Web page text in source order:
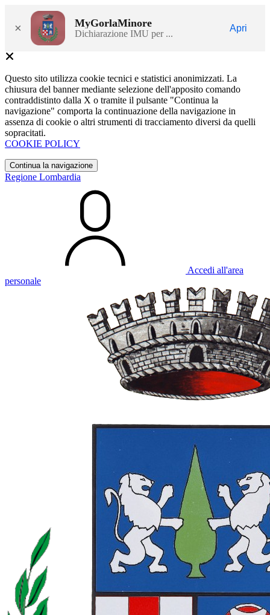
× MyGorlaMinore
Dichiarazione IMU per ...
Apri
Questo sito utilizza cookie tecnici e statistici anonimizzati. La
chiusura del banner mediante selezione dell'apposito comando
contraddistinto dalla X o tramite il pulsante "Continua la
navigazione" comporta la continuazione della navigazione in
assenza di cookie o altri strumenti di tracciamento diversi da quelli
sopracitati.
COOKIE POLICY
Continua la navigazione
Regione Lombardia
Accedi all'area
personale